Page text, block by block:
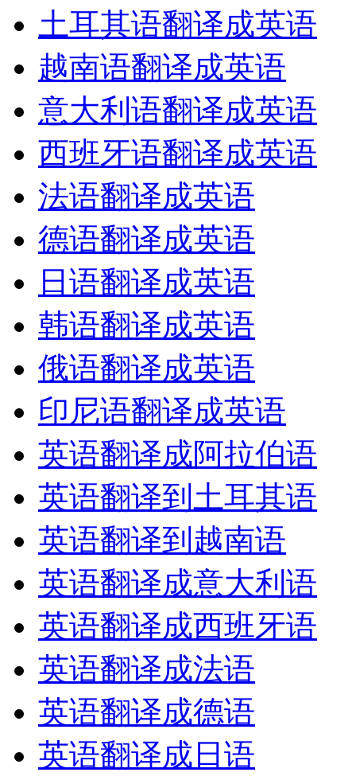
土耳其语翻译成英语
越南语翻译成英语
意大利语翻译成英语
西班牙语翻译成英语
法语翻译成英语
德语翻译成英语
日语翻译成英语
韩语翻译成英语
俄语翻译成英语
印尼语翻译成英语
英语翻译成阿拉伯语
英语翻译到土耳其语
英语翻译到越南语
英语翻译成意大利语
英语翻译成西班牙语
英语翻译成法语
英语翻译成德语
英语翻译成日语